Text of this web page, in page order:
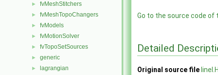
► fvMeshStitchers
► fvMeshTopoChangers
► fvModels
► fvMotionSolver
► fvTopoSetSources
► generic
► lagrangian
Go to the source code of
Detailed
Original source file